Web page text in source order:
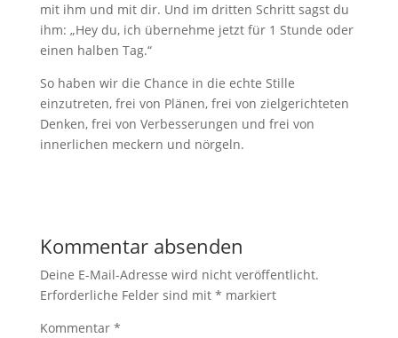
mit ihm und mit dir. Und im dritten Schritt sagst du
ihm: „Hey du, ich übernehme jetzt für 1 Stunde oder
einen halben Tag.“
So haben wir die Chance in die echte Stille
einzutreten, frei von Plänen, frei von zielgerichteten
Denken, frei von Verbesserungen und frei von
innerlichen meckern und nörgeln.
Kommentar absenden
Deine E-Mail-Adresse wird nicht veröffentlicht.
Erforderliche Felder sind mit * markiert
Kommentar *